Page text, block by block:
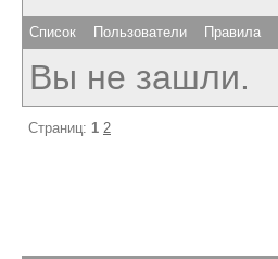
Список Пользователи Правила
Вы не зашли.
Страниц: 1 2